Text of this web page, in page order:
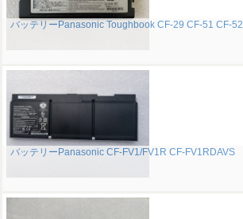
バッテリーPanasonic Toughbook CF-29 CF-51 CF-52
バッテリーPanasonic CF-FV1/FV1R CF-FV1RDAVS